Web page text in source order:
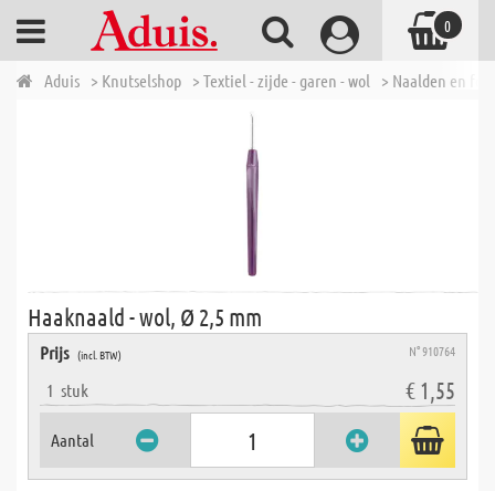
Aduis > Knutselshop > Textiel - zijde - garen - wol > Naalden en
Haaknaald - wol, Ø 2,5 mm
Prijs (incl. BTW) N° 910764
1 stuk € 1,55
Aantal
0